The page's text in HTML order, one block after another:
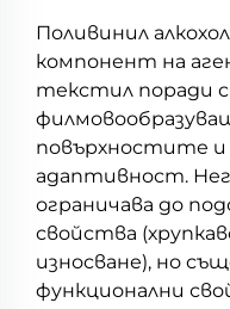
Поливинил
компонент на
текстил поради
повърхностите и
адаптивност.
ограничава до
свойства
износване), но
функционални